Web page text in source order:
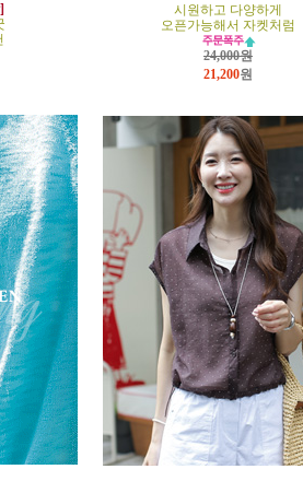
시원하고 다양하게
오픈가능해서 자켓처럼
24,000원
21,200원